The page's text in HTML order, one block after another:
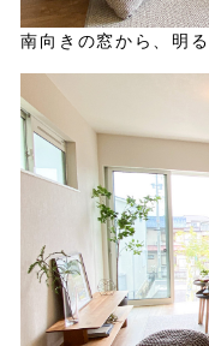
南向きの窓から、明